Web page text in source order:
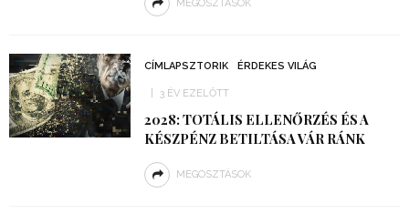
MEGOSZTÁSOK
CÍMLAPSZTORIK ÉRDEKES VILÁG
3 ÉV EZELŐTT
2028: TOTÁLIS ELLENŐRZÉS ÉS A
KÉSZPÉNZ BETILTÁSA VÁR RÁNK
MEGOSZTÁSOK